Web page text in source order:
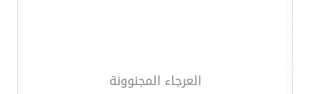
العرجاء المجنوونة